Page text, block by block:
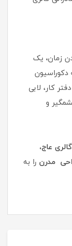
زمان، یک
کار، لابی
و
گالری عاج،
مدرن را به